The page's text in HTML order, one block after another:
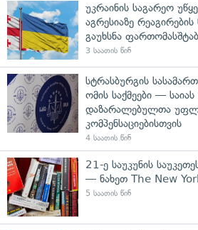
უკრაინის საგარეო
აგრესიაზე
გაუხსნა
3 საათის წინ
სტრასბურგის
ომის საქმეები —
დაზარალებულთა
კომპენსაციებისთვის
4 საათის წინ
21-ე საუკუნის
— ნახეთ The New
5 საათის წინ